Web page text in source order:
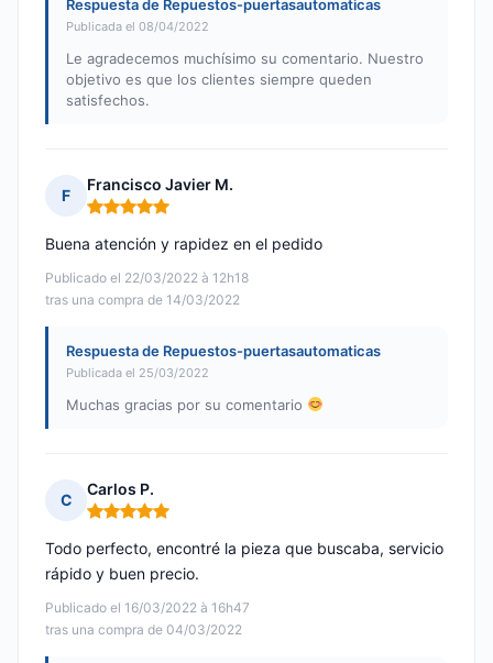
Respuesta de Repuestos-puertasautomaticas
Publicada el 08/04/2022
Le agradecemos muchísimo su comentario. Nuestro
objetivo es que los clientes siempre queden
satisfechos.
F
Francisco Javier M.
Nota: 5 de 5
Publicado el 22/03/2022 à 12h18
tras una compra de 14/03/2022
Buena atención y rapidez en el pedido
Respuesta de Repuestos-puertasautomaticas
Publicada el 25/03/2022
Muchas gracias por su comentario
C
Carlos P.
Nota: 5 de 5
Publicado el 16/03/2022 à 16h47
tras una compra de 04/03/2022
Todo perfecto, encontré la pieza que buscaba, servicio
rápido y buen precio.